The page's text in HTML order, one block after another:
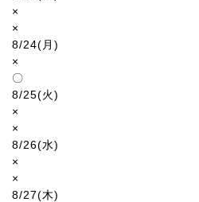
×
×
8/24(月)
×
〇
8/25(火)
×
×
8/26(水)
×
×
8/27(木)